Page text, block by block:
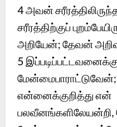
4அவன்
சரீரத்திற்குப்
அறியேன்; தேவன்
5
என்னைக்குறித்து என்
பலவீனங்களிலேயன்றி,